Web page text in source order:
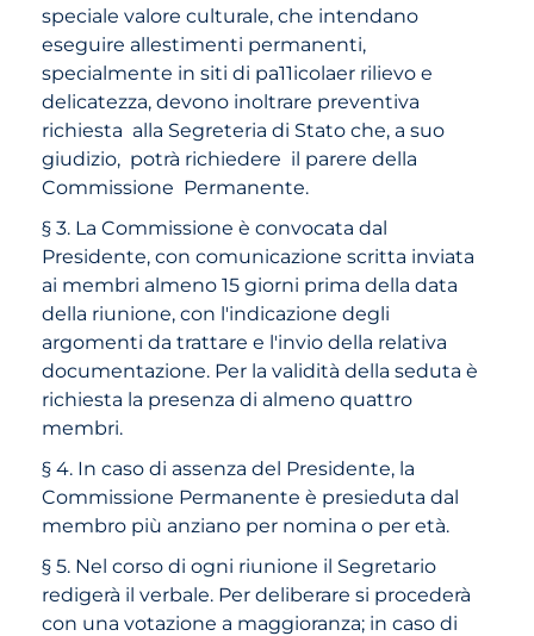
speciale valore culturale, che intendano
eseguire allestimenti permanenti,
specialmente in siti di pa11icolaer rilievo e
delicatezza, devono inoltrare preventiva
richiesta alla Segreteria di Stato che, a suo
giudizio, potrà richiedere il parere della
Commissione Permanente.
§ 3. La Commissione è convocata dal
Presidente, con comunicazione scritta inviata
ai membri almeno 15 giorni prima della data
della riunione, con l'indicazione degli
argomenti da trattare e l'invio della relativa
documentazione. Per la validità della seduta è
richiesta la presenza di almeno quattro
membri.
§ 4. In caso di assenza del Presidente, la
Commissione Permanente è presieduta dal
membro più anziano per nomina o per età.
§ 5. Nel corso di ogni riunione il Segretario
redigerà il verbale. Per deliberare si procederà
con una votazione a maggioranza; in caso di